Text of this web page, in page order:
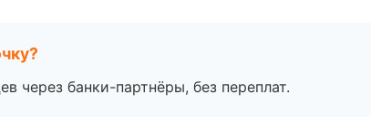
через банки-партнёры, без переплат.